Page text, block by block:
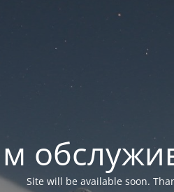
Site will be available soon.